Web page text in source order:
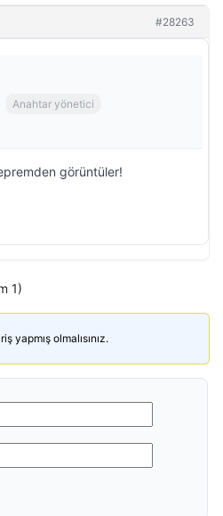
#28263
Anahtar yönetici
görüntüler!
1)
yapmış olmalısınız.